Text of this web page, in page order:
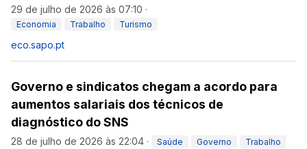
29 de julho de 2026 às 07:10 ·
Economia Trabalho Turismo
eco.sapo.pt
Governo e sindicatos chegam a acordo para
aumentos salariais dos técnicos de
diagnóstico do SNS
28 de julho de 2026 às 22:04 · Saúde Governo Trabalho